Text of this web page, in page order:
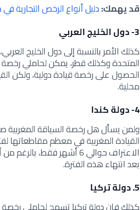
قد يهمك:دليل أنواع الرخص التجارية
3- دول الخليج العربي
كذلك الأمر بالنسبة إلى دول الخليج
المتحدة وكذلك قطر، يمكن لحاملي رخصة
الحصول على رخصة قيادة دولية، ولكن
محلية.
4- دولة كندا
ولمن يسألهل رخصة السياقة المغربية
القيادة المغربية في معظم
الاعتراف حوالي 6 أشهر
بعد انتهاء هذه الفترة.
5. دولة تركيا